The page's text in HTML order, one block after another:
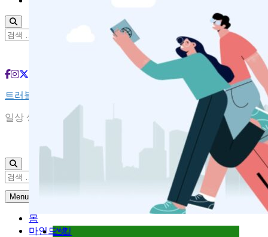
검
트러블슈터
일상 생활 속 당신의 궁금증을 해결해 드립니다
검
Menu
몸
마인드셋
스킬